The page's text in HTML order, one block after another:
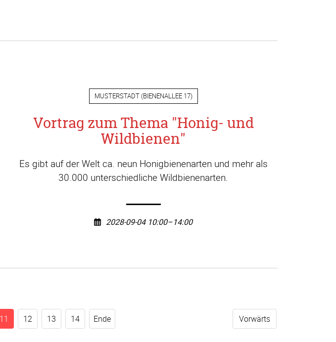
MUSTERSTADT(BIENENALLEE 17)
Vortrag zum Thema "Honig- und
Wildbienen"
Es gibt auf der Welt ca. neun Honigbienenarten und mehr als
30.000 unterschiedliche Wildbienenarten.
2028-09-04 10:00–14:00
Vorwärts
11 12 13 14 Ende